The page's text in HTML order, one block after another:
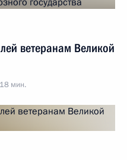
ветеранам Великой
мин.